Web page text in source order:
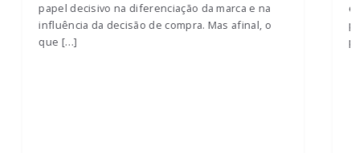
papel decisivo na diferenciação da marca e na
influência da decisão de compra. Mas afinal, o
que […]